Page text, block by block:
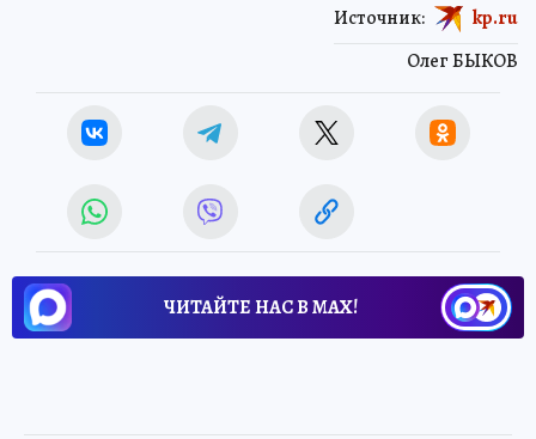
Олег БЫКОВ
Источник: kp.ru
ЧИТАЙТЕ НАС В МАХ!